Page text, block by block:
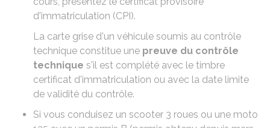
d'immatriculation (CPI).
La carte grise d'un véhicule soumis au contrôle
technique constitue une preuve du contrôle
technique s'il est complété avec le timbre
certificat d'immatriculation ou avec la date limite
de validité du contrôle.
Si vous conduisez un scooter 3 roues ou une moto